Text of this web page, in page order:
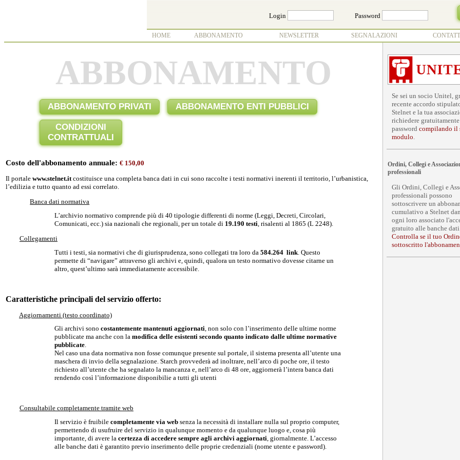
Login Password
HOME ABBONAMENTO NEWSLETTER SEGNALAZIONI
ABBONAMENTO
ABBONAMENTO PRIVATI ABBONAMENTO ENTI PUBBLICI
CONDIZIONI
CONTRATTUALI
Costo dell'abbonamento annuale: € 150,00
Il portale www.stelnet.it costituisce una completa banca dati in cui sono raccolte i testi normativi inerenti il territorio, l’urbanistica,
l’edilizia e tutto quanto ad essi correlato.
Banca dati normativa
L’archivio normativo comprende più di 40 tipologie differenti di norme (Leggi, Decreti, Circolari,
Comunicati, ecc.) sia nazionali che regionali, per un totale di 19.190 testi , risalenti al 1865 (L 2248).
Collegamenti
Tutti i testi, sia normativi che di giurisprudenza, sono collegati tra loro da 584.264link. Questo
permette di “navigare” attraverso gli archivi e, quindi, qualora un testo normativo dovesse citarne un
altro, quest’ultimo sarà immediatamente accessibile.
Caratteristiche principali del servizio offerto:
Aggiornamenti (testo coordinato)
Gli archivi sono costantemente mantenuti aggiornati, non solo con l’inserimento delle ultime norme
pubblicate ma anche con la modifica delle esistenti secondo quanto indicato dalle ultime normative
pubblicate.
Nel caso una data normativa non fosse comunque presente sul portale, il sistema presenta all’utente una
maschera di invio della segnalazione. Starch provvederà ad inoltrare, nell’arco di poche ore, il testo
richiesto all’utente che ha segnalato la mancanza e, nell’arco di 48 ore, aggiornerà l’intera banca dati
rendendo così l’informazione disponibilie a tutti gli utenti
Consultabile completamente tramite web
Il servizio è fruibile completamente via websenza la necessità di installare nulla sul proprio computer,
permettendo di usufruire del servizio in qualunque momento e da qualunque luogo e, cosa più
importante, di avere la certezza di accedere sempre agli archivi aggiornati , giornalmente. L’accesso
alle banche dati è garantito previo inserimento delle proprie credenziali (nome utente e password).
Se sei un socio Unitel,
recente accordo
Stelnet e la tua
richiedere
password compilando il
modulo.
Ordini, Collegi e
professionali
Gli Ordini, Collegi e
professionali possono
sottoscrivere un
cumulativo a Stelnet
ogni loro associato
gratuito alle banche
Controlla se il tuo
sottoscritto